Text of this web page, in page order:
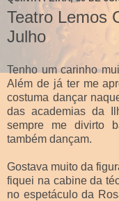
Teatro Lemos
Julho
Tenho um carinho
Além de já ter me
costuma dançar
das academias da
sempre me divirto
também dançam.
Gostava muito da
fiquei na cabine da
no espetáculo da